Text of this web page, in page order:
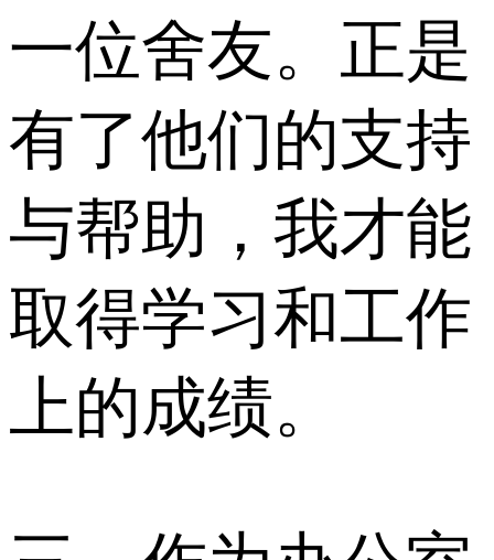
一位舍友。正是
有了他们的支持
与帮助，我才能
取得学习和工作
上的成绩。